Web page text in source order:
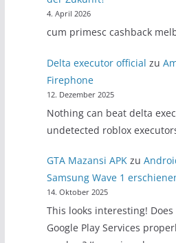
4. April 2026
cum primesc cashback
Delta executor official zu
Firephone
12. Dezember 2025
Nothing can beat delta
undetected roblox
GTA Mazansi APK zu
Samsung Wave 1
14. Oktober 2025
This looks interesting!
Google Play Services